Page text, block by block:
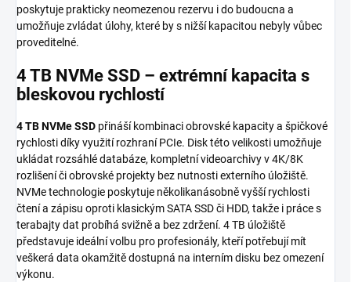
poskytuje prakticky neomezenou rezervu i do budoucna a
umožňuje zvládat úlohy, které by s nižší kapacitou nebyly vůbec
proveditelné.
4 TB NVMe SSD – extrémní kapacita s
bleskovou rychlostí
4 TB NVMe SSD přináší kombinaci obrovské kapacity a špičkové
rychlosti díky využití rozhraní PCIe. Disk této velikosti umožňuje
ukládat rozsáhlé databáze, kompletní videoarchivy v 4K/8K
rozlišení či obrovské projekty bez nutnosti externího úložiště.
NVMe technologie poskytuje několikanásobně vyšší rychlosti
čtení a zápisu oproti klasickým SATA SSD či HDD, takže i práce s
terabajty dat probíhá svižně a bez zdržení. 4 TB úložiště
představuje ideální volbu pro profesionály, kteří potřebují mít
veškerá data okamžitě dostupná na interním disku bez omezení
výkonu.